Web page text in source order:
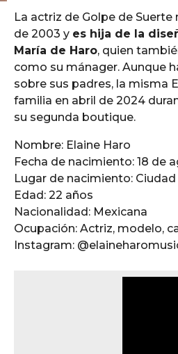
g
o
1
1
m
e
s
e
s
a
g
o
P
u
t
o
A
m
o
s
e
s
g
o
La actriz de Golpe de Suerte
de 2003 y es hija de la
María de Haro, quien
como su mánager. Aunque
sobre sus padres, la misma
familia en abril de 2024
su segunda boutique.
Nombre: Elaine Haro
Fecha de nacimiento: 18 de
Lugar de nacimiento:
Edad: 22 años
Nacionalidad: Mexicana
Ocupación: Actriz, modelo,
Instagram: